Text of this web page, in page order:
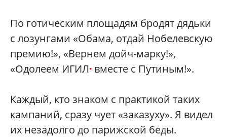
По готическим площадям бродят дядьки
с лозунгами «Обама, отдай Нобелевскую
премию!», «Вернем дойч-марку!»,
«Одолеем ИГИЛ* вместе с Путиным!».
Каждый, кто знаком с практикой таких
кампаний, сразу чует «заказуху». Я видел
их незадолго до парижской беды.